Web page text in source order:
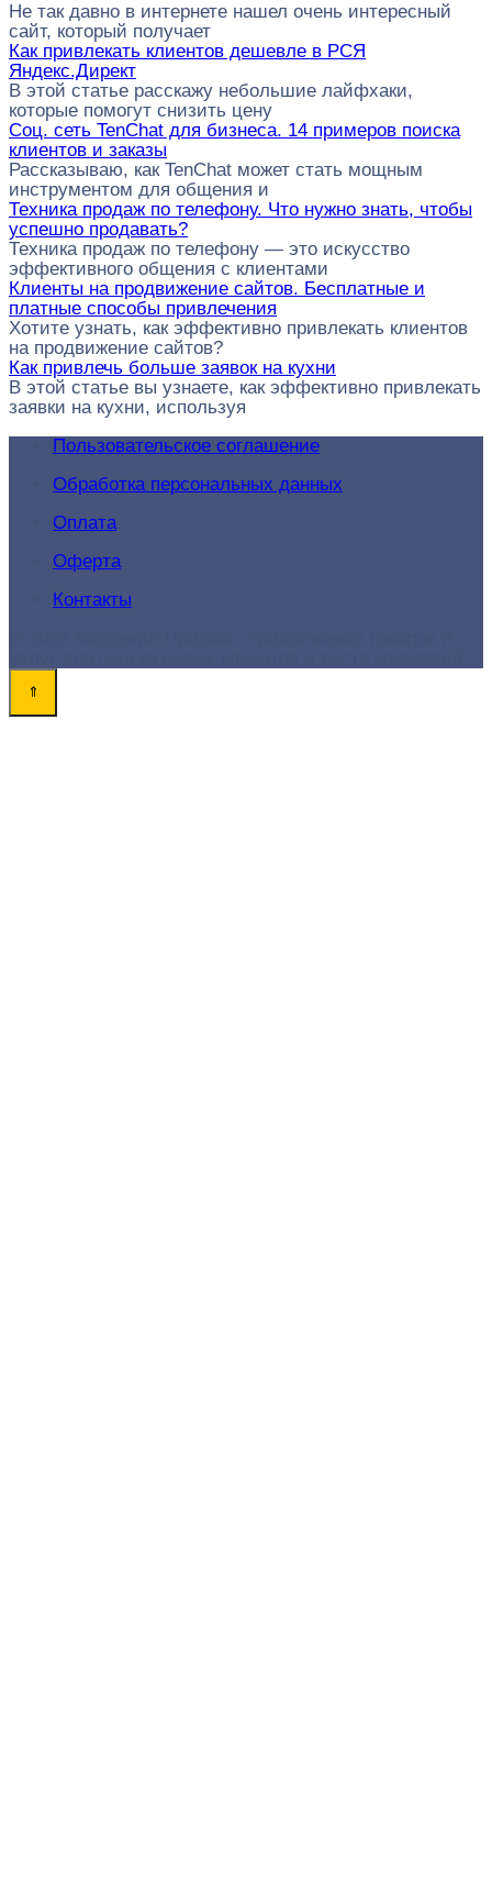
Не так давно в интернете нашел очень интересный
сайт, который получает
Как привлекать клиентов дешевле в РСЯ
Яндекс.Директ
В этой статье расскажу небольшие лайфхаки,
которые помогут снизить цену
Соц. сеть TenChat для бизнеса. 14 примеров поиска
клиентов и заказы
Рассказываю, как TenChat может стать мощным
инструментом для общения и
Техника продаж по телефону. Что нужно знать, чтобы
успешно продавать?
Техника продаж по телефону — это искусство
эффективного общения с клиентами
Клиенты на продвижение сайтов. Бесплатные и
платные способы привлечения
Хотите узнать, как эффективно привлекать клиентов
на продвижение сайтов?
Как привлечь больше заявок на кухни
В этой статье вы узнаете, как эффективно привлекать
заявки на кухни, используя
Пользовательское соглашение
Обработка персональных данных
Оплата
Оферта
Контакты